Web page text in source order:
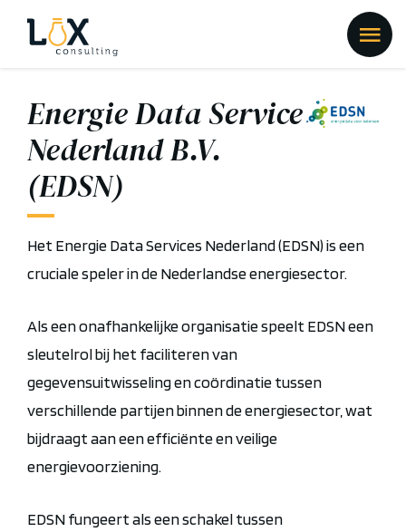
Energie Data Service
Nederland B.V.
(EDSN)
Het Energie Data Services Nederland (EDSN) is een
cruciale speler in de Nederlandse energiesector.
Als een onafhankelijke organisatie speelt EDSN een
sleutelrol bij het faciliteren van
gegevensuitwisseling en coördinatie tussen
verschillende partijen binnen de energiesector, wat
bijdraagt aan een efficiënte en veilige
energievoorziening.
EDSN fungeert als een schakel tussen